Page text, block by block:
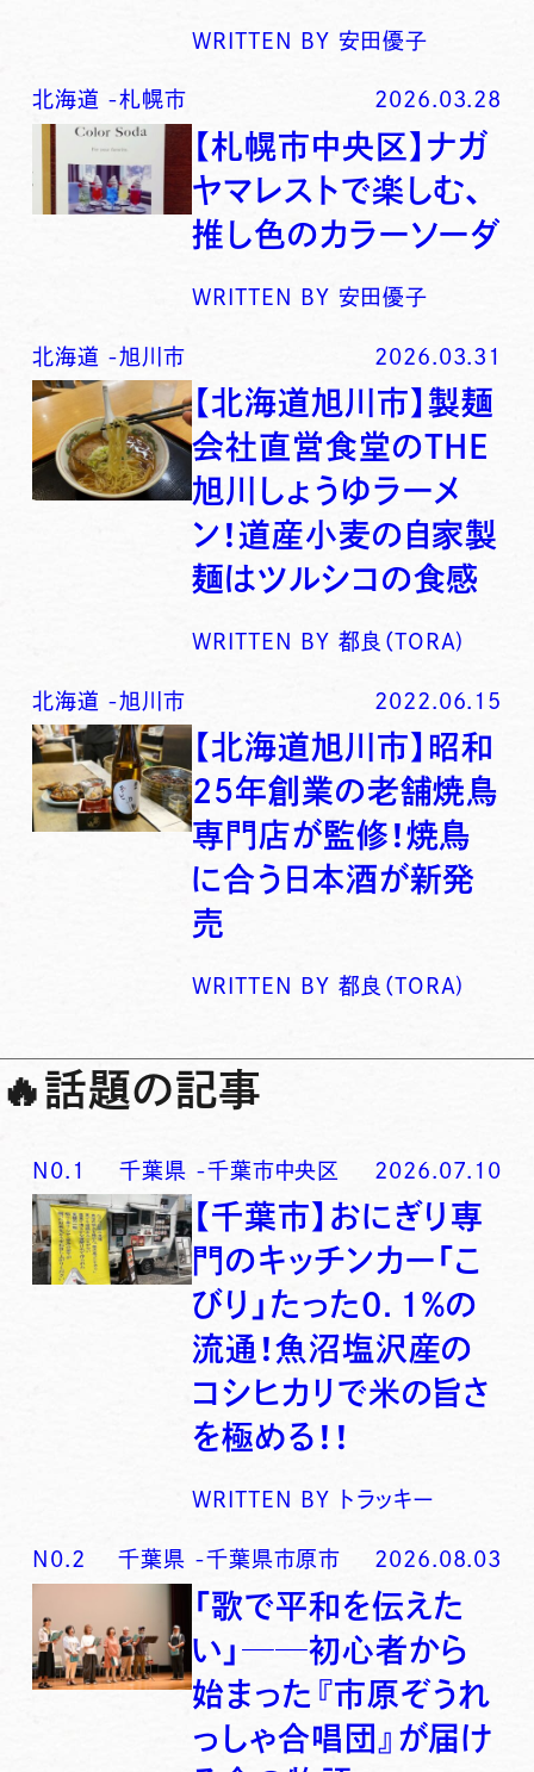
WRITTEN BY 安田優子
北海道 -札幌市 2026.03.28
【札幌市中央区】ナガ
ヤマレストで楽しむ、
推し色のカラーソーダ
WRITTEN BY 安田優子
北海道 -旭川市 2026.03.31
【北海道旭川市】製麺
会社直営食堂のTHE
旭川しょうゆラーメ
ン！道産小麦の自家製
麺はツルシコの食感
WRITTEN BY 都良（TORA)
北海道 -旭川市 2022.06.15
【北海道旭川市】昭和
25年創業の老舗焼鳥
専門店が監修！焼鳥
に合う日本酒が新発
売
WRITTEN BY 都良（TORA)
🔥話題の記事
N0. 1 千葉県 -千葉市中央区 2026.07.10
【千葉市】おにぎり専
門のキッチンカー「こ
びり」たった0．1％の
流通！魚沼塩沢産の
コシヒカリで米の旨さ
を極める！！
WRITTEN BY トラッキー
N0. 2 千葉県 -千葉県市原市 2026.08.03
「歌で平和を伝えた
い」──初心者から
始まった『市原ぞうれ
っしゃ合唱団』が届け